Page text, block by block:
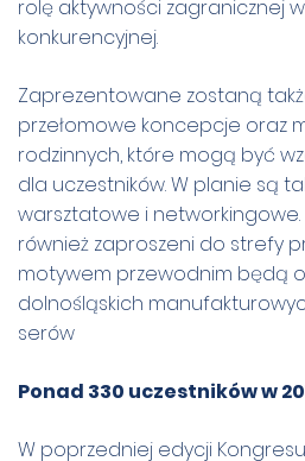
rolę aktywności zagranicznej
konkurencyjnej.
Zaprezentowane zostaną
przełomowe koncepcje oraz
rodzinnych, które mogą być
dla uczestników. W planie są
warsztatowe i
również zaproszeni do strefy
motywem przewodnim będą
dolnośląskich
serów
Ponad 330 uczestników w
W poprzedniej edycji